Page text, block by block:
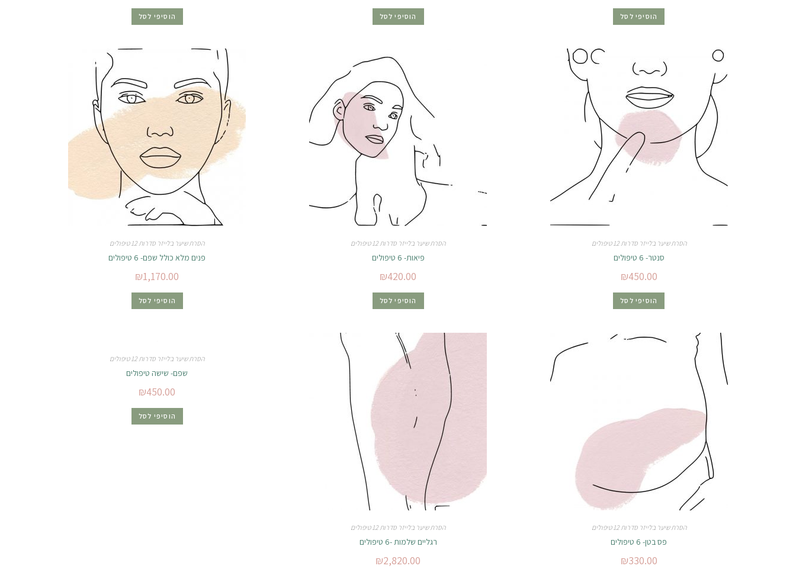
הוסיפי לסל הוסיפי לסל הוסיפי לסל
הסרת שיער בלייזר סדרות 12 טיפולים
סנטר- 6 טיפולים
₪450.00
הוסיפי לסל
הסרת שיער בלייזר סדרות 12 טיפולים
פיאות- 6 טיפולים
₪420.00
הוסיפי לסל
הסרת שיער בלייזר סדרות 12 טיפולים
פנים מלא כולל שפם- 6 טיפולים
₪1,170.00
הוסיפי לסל
הסרת שיער בלייזר סדרות 12 טיפולים
פס בטן- 6 טיפולים
₪330.00
הסרת שיער בלייזר סדרות 12 טיפולים
רגליים שלמות -6 טיפולים
₪2,820.00
הסרת שיער בלייזר סדרות 12 טיפולים
שפם- שישה טיפולים
₪450.00
הוסיפי לסל